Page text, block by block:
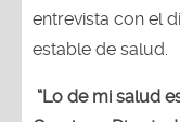
entrevista con el
estable de salud.
“Lo de mi salud